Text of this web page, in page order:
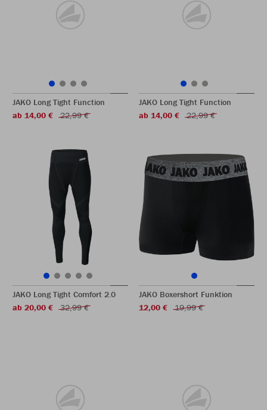
JAKO Long Tight Function
ab 14,00 €
22,99 €
JAKO Long Tight Function
ab 14,00 €
22,99 €
JAKO Long Tight Comfort 2.0
ab 20,00 €
32,99 €
JAKO Boxershort Funktion
12,00 €
19,99 €